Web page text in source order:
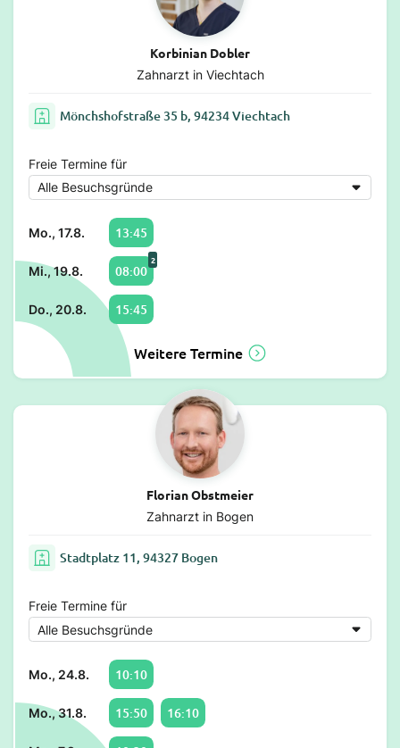
Korbinian Dobler
Zahnarzt in Viechtach
Mönchshofstraße 35 b, 94234 Viechtach
Freie Termine für
Mo., 17.8. 13:45
Mi., 19.8. 08:00
2
Do., 20.8. 15:45
Weitere Termine
Florian Obstmeier
Zahnarzt in Bogen
Stadtplatz 11, 94327 Bogen
Freie Termine für
Mo., 24.8. 10:10
Mo., 31.8. 15:50 16:10